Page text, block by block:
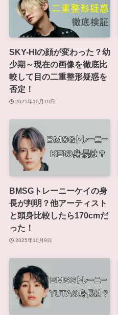
SKY-HIの顔が変わった？幼
少期～現在の画像を徹底比
較して目の二重整形疑惑を
否定！
2025年10月10日
BMSGトレーニーケイの身
長が判明？他アーティスト
と頭身比較したら170cmだ
った！
2025年10月9日